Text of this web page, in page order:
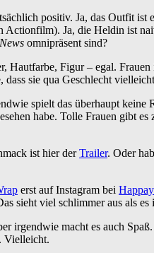
positiv. Ja, das Outfit
Ja, die Heldin ist
omnipräsent sind?
Hautfarbe, Figur – egal.
sie qua Geschlecht
spielt das überhaupt keine
habe. Tolle Frauen gibt
ist hier derTrailer. Oder
erst auf Instagram bei Happay
viel schlimmer aus als
irgendwie macht es auch
Vielleicht.